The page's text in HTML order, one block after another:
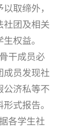
取缔外，
社团及相关
权益。
干成员必
成员发现社
公济私等不
式报告。
各学生社